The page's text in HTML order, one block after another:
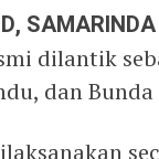
SAMARINDA
dilantik
dan